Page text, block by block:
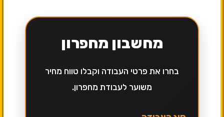
מחשבון מחפרון
בחרו את פרטי העבודה וקבלו טווח מחיר
משוער לעבודת מחפרון.